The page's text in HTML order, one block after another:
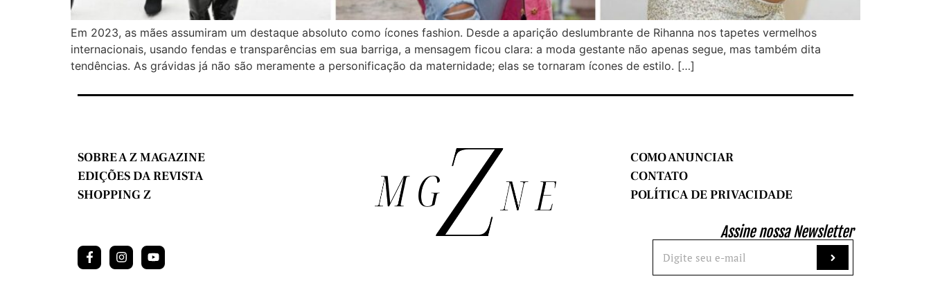
Em 2023, as mães assumiram um destaque absoluto como ícones fashion. Desde a aparição deslumbrante de Rihanna nos tapetes vermelhos
internacionais, usando fendas e transparências em sua barriga, a mensagem ficou clara: a moda gestante não apenas segue, mas também dita
tendências. As grávidas já não são meramente a personificação da maternidade; elas se tornaram ícones de estilo. […]
SOBRE A Z MAGAZINE
EDIÇÕES DA REVISTA
SHOPPING Z
COMO ANUNCIAR
CONTATO
POLÍTICA DE PRIVACIDADE
Assine nossa Newsletter